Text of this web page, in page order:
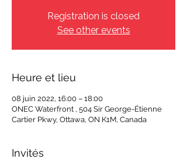
Registration is closed
See other events
Heure et lieu
08 juin 2022, 16:00 – 18:00
ONEC Waterfront , 504 Sir George-Étienne
Cartier Pkwy, Ottawa, ON K1M, Canada
Invités